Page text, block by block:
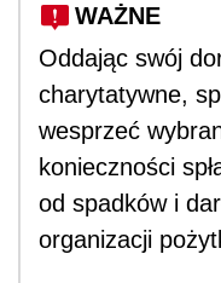
WAŻNE
Oddając swój
charytatywne,
wesprzeć
konieczności
od spadków i
organizacji